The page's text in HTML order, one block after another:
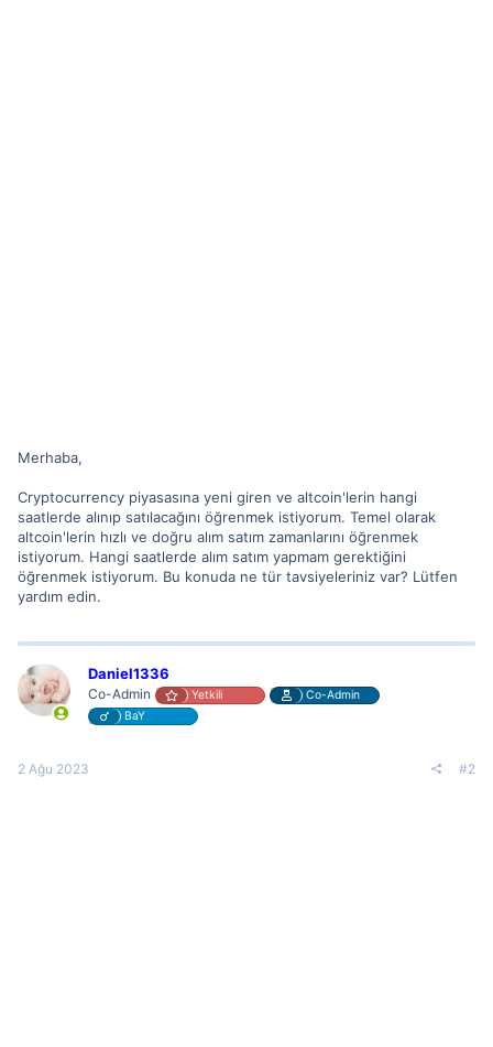
Merhaba,
Cryptocurrency piyasasına yeni giren ve altcoin'lerin hangi
saatlerde alınıp satılacağını öğrenmek istiyorum. Temel olarak
altcoin'lerin hızlı ve doğru alım satım zamanlarını öğrenmek
istiyorum. Hangi saatlerde alım satım yapmam gerektiğini
öğrenmek istiyorum. Bu konuda ne tür tavsiyeleriniz var? Lütfen
yardım edin.
Daniel1336
Co-Admin Yetkili
Co-Admin
BaY
2 Ağu 2023 #2